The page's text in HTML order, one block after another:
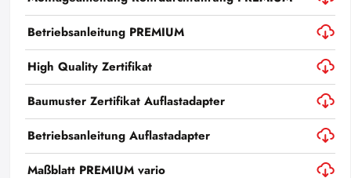
Betriebsanleitung PREMIUM
High Quality Zertifikat
Baumuster Zertifikat Auflastadapter
Betriebsanleitung Auflastadapter
Maßblatt PREMIUM vario